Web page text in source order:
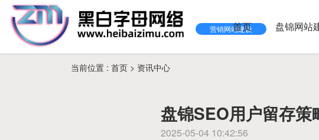
营销网站建设
首页 盘锦网站
当前位置 : 首页 > 资讯中心
盘锦SEO用户留存策
2025-05-04 10:42:56